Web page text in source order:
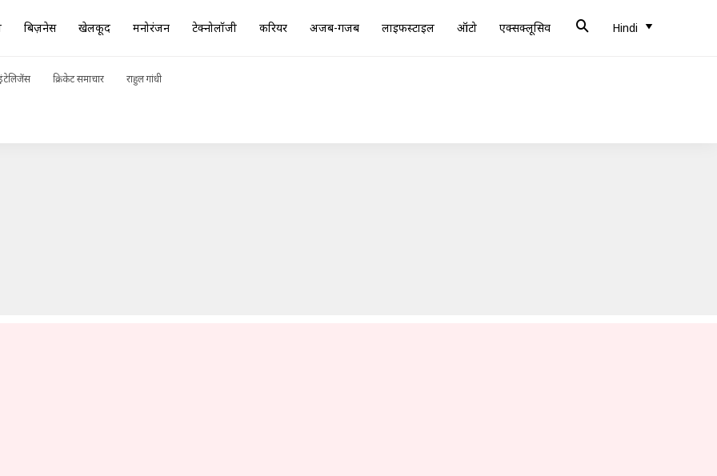
बिज़नेस खेलकूद मनोरंजन टेक्नोलॉजी करियर अजब-गजब लाइफस्टाइल ऑटो एक्सक्लूसिव Hindi
क्रिकेट समाचार राहुल गांधी
मई तक पूरे हो जाएंगे मेडिकल टेस्ट